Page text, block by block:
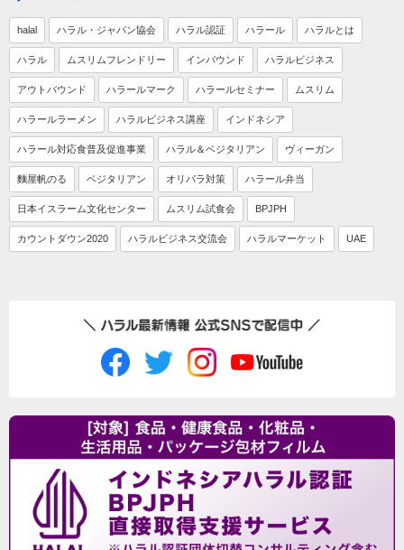
halal ハラル・ジャパン協会 ハラル認証 ハラール ハラルとは
ハラル ムスリムフレンドリー インバウンド ハラルビジネス
アウトバウンド ハラールマーク ハラールセミナー ムスリム
ハラールラーメン ハラルビジネス講座 インドネシア
ハラール対応食普及促進事業 ハラル＆ベジタリアン ヴィーガン
麵屋帆のる ベジタリアン オリパラ対策 ハラール弁当
日本イスラーム文化センター ムスリム試食会 BPJPH
カウントダウン2020 ハラルビジネス交流会 ハラルマーケット UAE